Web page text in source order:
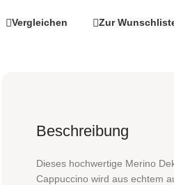
Vergleichen Zur
Beschreibung
Dieses hochwertige Merino
Cappuccino wird aus echtem